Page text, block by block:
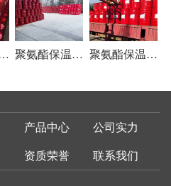
聚氨酯保温材料 聚氨酯保温材料
产品中心
公司实力
资质荣誉 联系我们